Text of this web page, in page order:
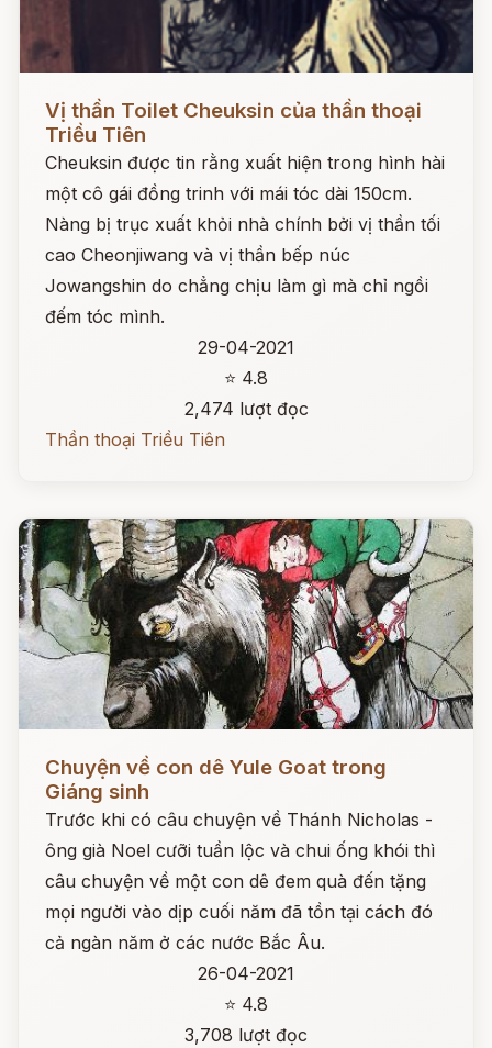
Đọc ngay
Vị thần Toilet Cheuksin của thần thoại
Triều Tiên
Cheuksin được tin rằng xuất hiện trong hình hài
một cô gái đồng trinh với mái tóc dài 150cm.
Nàng bị trục xuất khỏi nhà chính bởi vị thần tối
cao Cheonjiwang và vị thần bếp núc
Jowangshin do chẳng chịu làm gì mà chỉ ngồi
đếm tóc mình.
29-04-2021
⭐ 4.8
2,474 lượt đọc
Thần thoại Triều Tiên
Chuyện về con dê Yule Goat trong
Giáng sinh
Trước khi có câu chuyện về Thánh Nicholas -
ông già Noel cưỡi tuần lộc và chui ống khói thì
câu chuyện về một con dê đem quà đến tặng
mọi người vào dịp cuối năm đã tồn tại cách đó
cả ngàn năm ở các nước Bắc Âu.
26-04-2021
⭐ 4.8
3,708 lượt đọc